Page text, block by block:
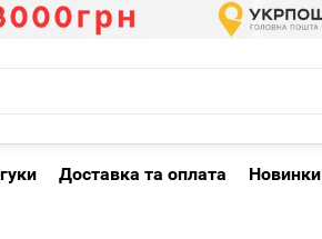
Доставка та оплата Новинки